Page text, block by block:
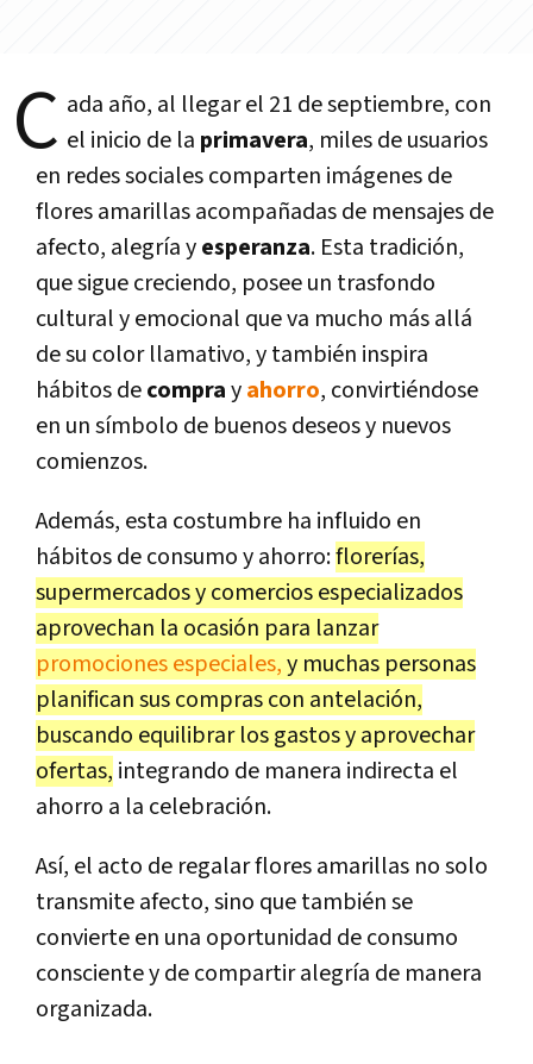
C ada año, al llegar el 21 de septiembre, con
el inicio de la primavera, miles de usuarios
en redes sociales comparten imágenes de
flores amarillas acompañadas de mensajes de
afecto, alegría yesperanza. Esta tradición,
que sigue creciendo, posee un trasfondo
cultural y emocional que va mucho más allá
de su color llamativo, y también inspira
hábitos decomprayahorro, convirtiéndose
en un símbolo de buenos deseos y nuevos
comienzos.
Además, esta costumbre ha influido en
hábitos de consumo y ahorro:florerías,
supermercados y comercios especializados
aprovechan la ocasión para lanzar
promociones especiales,y muchas personas
planifican sus compras con antelación,
buscando equilibrar los gastos y aprovechar
ofertas, integrando de manera indirecta el
ahorro a la celebración.
Así, el acto de regalar flores amarillas no solo
transmite afecto, sino que también se
convierte en una oportunidad de consumo
consciente y de compartir alegría de manera
organizada.